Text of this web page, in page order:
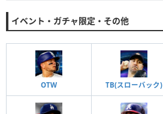
イベント・ガチャ限定・その他
OTW TB(スローバック)